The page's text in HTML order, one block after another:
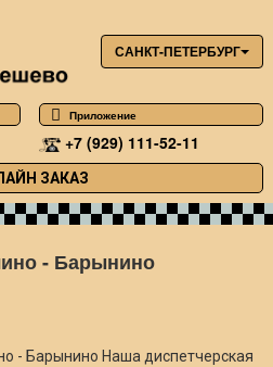
САНКТ-ПЕТЕРБУРГ
Приложение
+7 (929) 111-52-11
ЗАКАЗ
- Барынино
- Барынино Наша диспетчерская